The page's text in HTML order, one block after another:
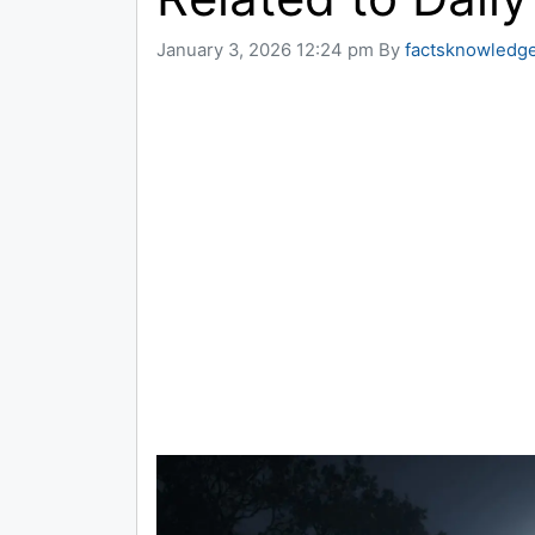
January 3, 2026 12:24 pm By